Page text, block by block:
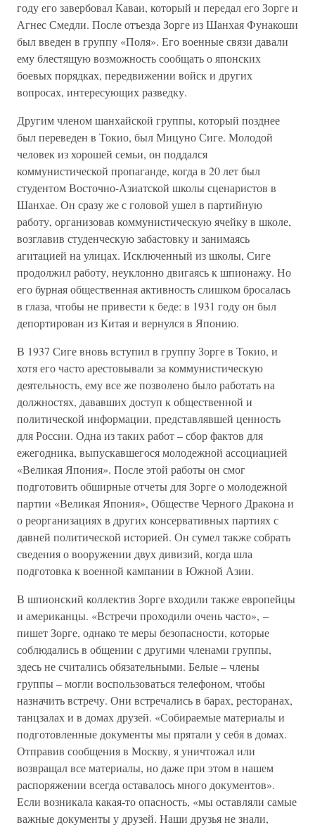
году его завербовал Каваи, который и передал его Зорге и
Агнес Смедли. После отъезда Зорге из Шанхая Фунакоши
был введен в группу «Поля». Его военные связи давали
ему блестящую возможность сообщать о японских
боевых порядках, передвижении войск и других
вопросах, интересующих разведку.
Другим членом шанхайской группы, который позднее
был переведен в Токио, был Мицуно Сиге. Молодой
человек из хорошей семьи, он поддался
коммунистической пропаганде, когда в 20 лет был
студентом Восточно-Азиатской школы сценаристов в
Шанхае. Он сразу же с головой ушел в партийную
работу, организовав коммунистическую ячейку в школе,
возглавив студенческую забастовку и занимаясь
агитацией на улицах. Исключенный из школы, Сиге
продолжил работу, неуклонно двигаясь к шпионажу. Но
его бурная общественная активность слишком бросалась
в глаза, чтобы не привести к беде: в 1931 году он был
депортирован из Китая и вернулся в Японию.
В 1937 Сиге вновь вступил в группу Зорге в Токио, и
хотя его часто арестовывали за коммунистическую
деятельность, ему все же позволено было работать на
должностях, дававших доступ к общественной и
политической информации, представлявшей ценность
для России. Одна из таких работ – сбор фактов для
ежегодника, выпускавшегося молодежной ассоциацией
«Великая Япония». После этой работы он смог
подготовить обширные отчеты для Зорге о молодежной
партии «Великая Япония», Обществе Черного Дракона и
о реорганизациях в других консервативных партиях с
давней политической историей. Он сумел также собрать
сведения о вооружении двух дивизий, когда шла
подготовка к военной кампании в Южной Азии.
В шпионский коллектив Зорге входили также европейцы
и американцы. «Встречи проходили очень часто», –
пишет Зорге, однако те меры безопасности, которые
соблюдались в общении с другими членами группы,
здесь не считались обязательными. Белые – члены
группы – могли воспользоваться телефоном, чтобы
назначить встречу. Они встречались в барах, ресторанах,
танцзалах и в домах друзей. «Собираемые материалы и
подготовленные документы мы прятали у себя в домах.
Отправив сообщения в Москву, я уничтожал или
возвращал все материалы, но даже при этом в нашем
распоряжении всегда оставалось много документов».
Если возникала какая-то опасность, «мы оставляли самые
важные документы у друзей. Наши друзья не знали,